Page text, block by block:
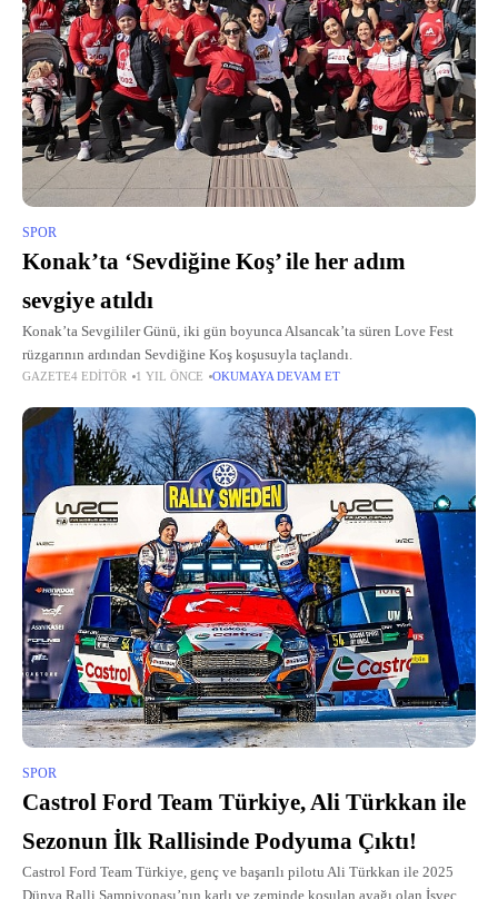
SPOR
Konak’ta ‘Sevdiğine Koş’ ile her adım
sevgiye atıldı
Konak’ta Sevgililer Günü, iki gün boyunca Alsancak’ta süren Love Fest
rüzgarının ardından Sevdiğine Koş koşusuyla taçlandı.
GAZETE4 EDITÖR 1 YIL ÖNCE OKUMAYA DEVAM ET
SPOR
Castrol Ford Team Türkiye, Ali Türkkan ile
Sezonun İlk Rallisinde Podyuma Çıktı!
Castrol Ford Team Türkiye, genç ve başarılı pilotu Ali Türkkan ile 2025